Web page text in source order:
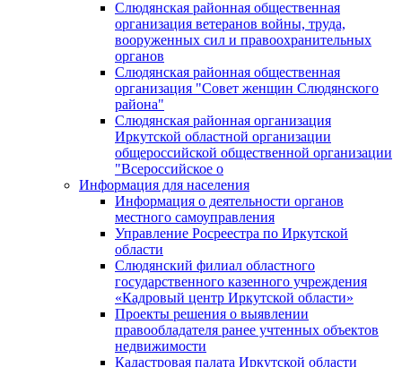
Слюдянская районная общественная
организация ветеранов войны, труда,
вооруженных сил и правоохранительных
органов
Слюдянская районная общественная
организация "Совет женщин Слюдянского
района"
Слюдянская районная организация
Иркутской областной организации
общероссийской общественной организации
"Всероссийское о
Информация для населения
Информация о деятельности органов
местного самоуправления
Управление Росреестра по Иркутской
области
Слюдянский филиал областного
государственного казенного учреждения
«Кадровый центр Иркутской области»
Проекты решения о выявлении
правообладателя ранее учтенных объектов
недвижимости
Кадастровая палата Иркутской области